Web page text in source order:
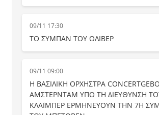
09/11 17:30
ΤΟ ΣΥΜΠΑΝ ΤΟΥ ΟΛΙΒΕΡ
09/11 09:00
Η ΒΑΣΙΛΙΚΗ ΟΡΧΗΣΤΡΑ
ΑΜΣΤΕΡΝΤΑΜ ΥΠΟ ΤΗ ΔΙΕΥΘΥΝΣΗ
ΚΛΑΪΜΠΕΡ ΕΡΜΗΝΕΥΟΥΝ ΤΗΝ 7Η